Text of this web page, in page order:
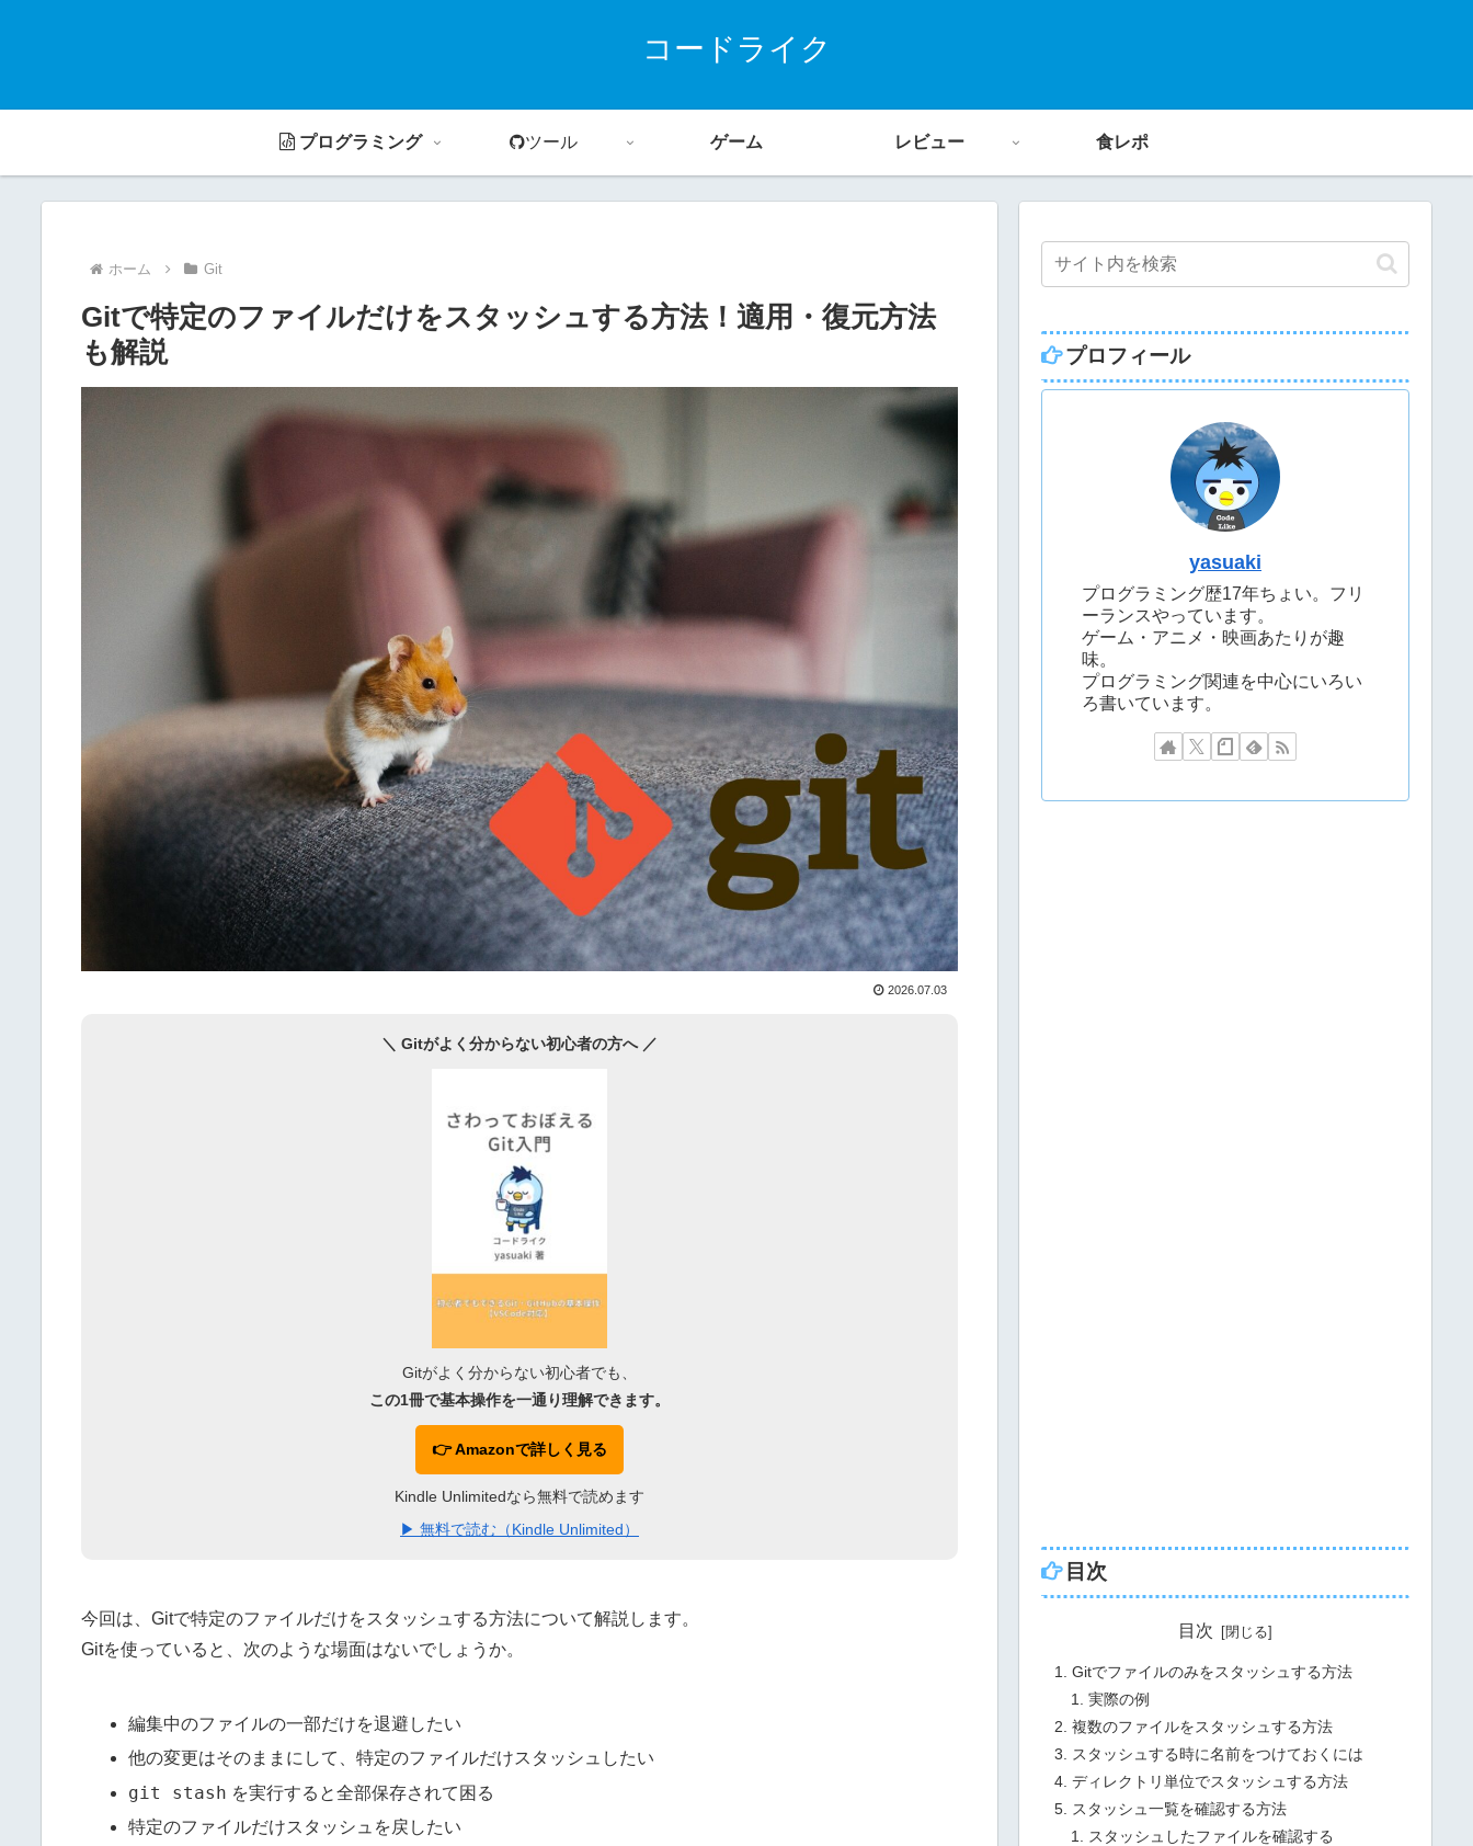
コードライク
プログラミング ツール ゲーム レビュー 食レポ
ホーム Git
Gitで特定のファイルだけをスタッシュする方法！適用・復元方法
も解説
2026.07.03
＼ Gitがよく分からない初心者の方へ ／
Gitがよく分からない初心者でも、
この1冊で基本操作を一通り理解できます。
👉 Amazonで詳しく見る
Kindle Unlimitedなら無料で読めます
▶ 無料で読む（Kindle Unlimited）
今回は、Gitで特定のファイルだけをスタッシュする方法について解説します。
Gitを使っていると、次のような場面はないでしょうか。
編集中のファイルの一部だけを退避したい
他の変更はそのままにして、特定のファイルだけスタッシュしたい
git stash を実行すると全部保存されて困る
特定のファイルだけスタッシュを戻したい
プロフィール
yasuaki
プログラミング歴17年ちょい。フリ
ーランスやっています。
ゲーム・アニメ・映画あたりが趣
味。
プログラミング関連を中心にいろい
ろ書いています。
目次
目次
Gitでファイルのみをスタッシュする方法
実際の例
複数のファイルをスタッシュする方法
スタッシュする時に名前をつけておくには
ディレクトリ単位でスタッシュする方法
スタッシュ一覧を確認する方法
スタッシュしたファイルを確認する